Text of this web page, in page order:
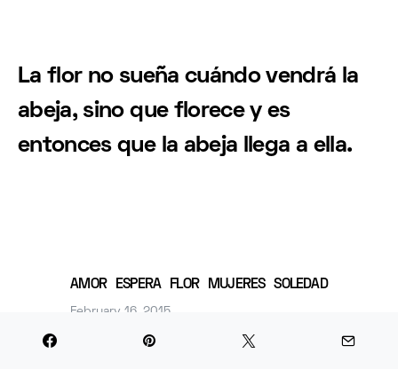
La flor no sueña cuándo vendrá la
abeja, sino que florece y es
entonces que la abeja llega a ella.
AMOR ESPERA FLOR MUJERES SOLEDAD
February 16, 2015